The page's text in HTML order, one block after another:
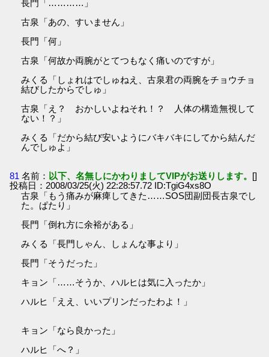
長門「…………」
古泉「あの、すいません」
長門「何」
古泉「何故か両腕がとてつもなく痛いのですが」
みくる「しょれはでしゅねえ、古泉君の両腕をチョウチョ
結びしたからでしゅ」
古泉「え？ おかしいよねそれ！？ 人体の構造無視して
ない！？」
みくる「だから結び安いようにバキバキにしてから結んだ
んでしゅよ」
81 名前： 以下、名無しにかわりましてVIPがお送りします。 []
投稿日：2008/03/25(火) 22:28:57.72 ID:TgiG4xs8O
古泉「もう痛みが麻痺してきた……SOS団副団長古泉でし
た。ぱたり」
長門「倒れ方に余裕がある」
みくる「長門しゃん、しょんな事より」
長門「そうだった」
キョン「……そうか、ハルヒは気に入ったか」
ハルヒ「ええ、いいプリンだったわよ！」
キョン「なら良かった」
ハルヒ「へ？」